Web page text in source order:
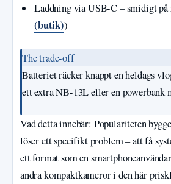
Laddning via USB-C – smidigt på
(butik))
The trade-off
Batteriet räcker knappt en heldags
ett extra NB-13L eller en powerbank
Vad detta innebär: Populariteten
löser ett specifikt problem – att få
ett format som en
andra kompaktkameror i den här